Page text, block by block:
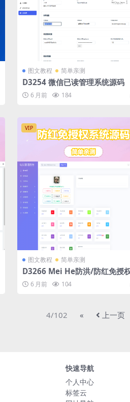
图文教程 简单亲测
D3254 微信已读管理系统源码
6 月前 184
VIP
图文教程 简单亲测
D3266 Mei He防洪/防红免授
统源码
6 月前 104
4/102 « 上一页
快速导航
个人中心
标签云